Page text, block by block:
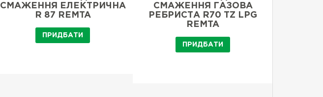
СМАЖЕННЯ ЕЛЕКТРИЧНА
R 87 REMTA
ПРИДБАТИ
СМАЖЕННЯ ГАЗОВА
РЕБРИСТА R70 TZ LPG
REMTA
ПРИДБАТИ